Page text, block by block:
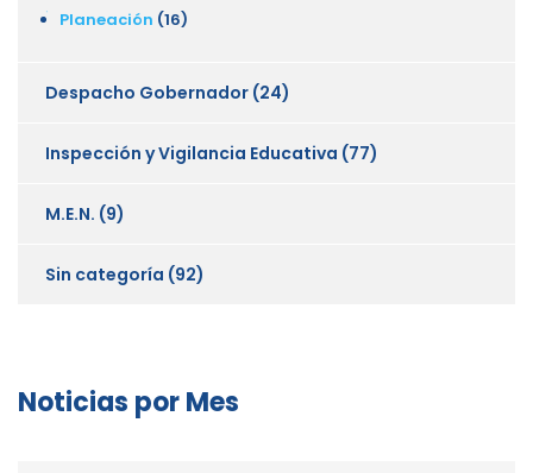
Planeación (16)
Despacho Gobernador (24)
Inspección y Vigilancia Educativa (77)
M.E.N. (9)
Sin categoría (92)
Noticias por Mes